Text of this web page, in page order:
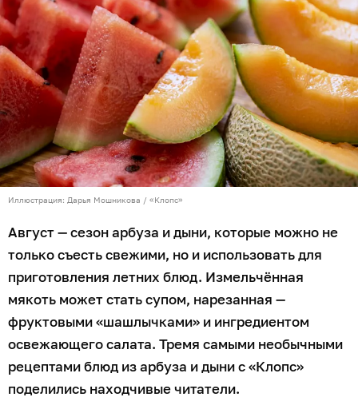
Иллюстрация: Дарья Мошникова / «Клопс»
Август — сезон арбуза и дыни, которые можно не
только съесть свежими, но и использовать для
приготовления летних блюд. Измельчённая
мякоть может стать супом, нарезанная —
фруктовыми «шашлычками» и ингредиентом
освежающего салата. Тремя самыми необычными
рецептами блюд из арбуза и дыни с «Клопс»
поделились находчивые читатели.